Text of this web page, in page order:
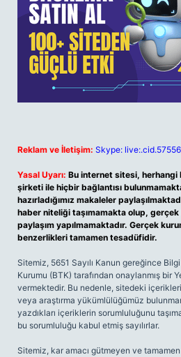
Reklam ve İletişim: Skype:
Yasal Uyarı: Bu internet sitesi, herhangi
şirketi ile hiçbir bağlantısı
hazırladığımız makaleler
haber niteliği taşımamakta olup,
paylaşım yapılmamaktadır. Gerçek
benzerlikleri tamamen tesadüfidir.
Sitemiz, 5651 Sayılı Kanun gereğince
Kurumu (BTK) tarafından onaylanmış bir
vermektedir. Bu nedenle, sitedeki
veya araştırma yükümlülüğümüz
yazdıkları içeriklerin sorumluluğunu
bu sorumluluğu kabul etmiş sayılırlar.
Sitemiz, kar amacı gütmeyen ve